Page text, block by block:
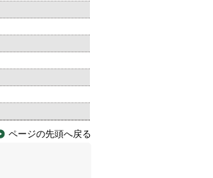
ページの先頭へ戻る